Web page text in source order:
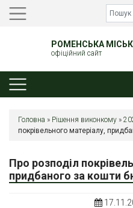
РОМЕНСЬКА
офіційний сайт
Головна » Рішення виконкому »
покрівельного матеріалу,
Про розподіл
придбаного за кошти